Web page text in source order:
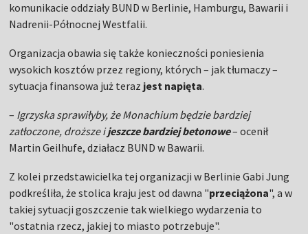
komunikacie oddziały BUND w Berlinie, Hamburgu, Bawarii i
Nadrenii-Północnej Westfalii.
Organizacja obawia się także konieczności poniesienia
wysokich kosztów przez regiony, których – jak tłumaczy –
sytuacja finansowa już teraz jest napięta.
– Igrzyska sprawiłyby, że Monachium będzie bardziej
zatłoczone, droższe ijeszcze bardziej betonowe– ocenił
Martin Geilhufe, działacz BUND w Bawarii.
Z kolei przedstawicielka tej organizacji w Berlinie Gabi Jung
podkreśliła, że stolica kraju jest od dawna "przeciążona", a w
takiej sytuacji goszczenie tak wielkiego wydarzenia to
"ostatnia rzecz, jakiej to miasto potrzebuje".